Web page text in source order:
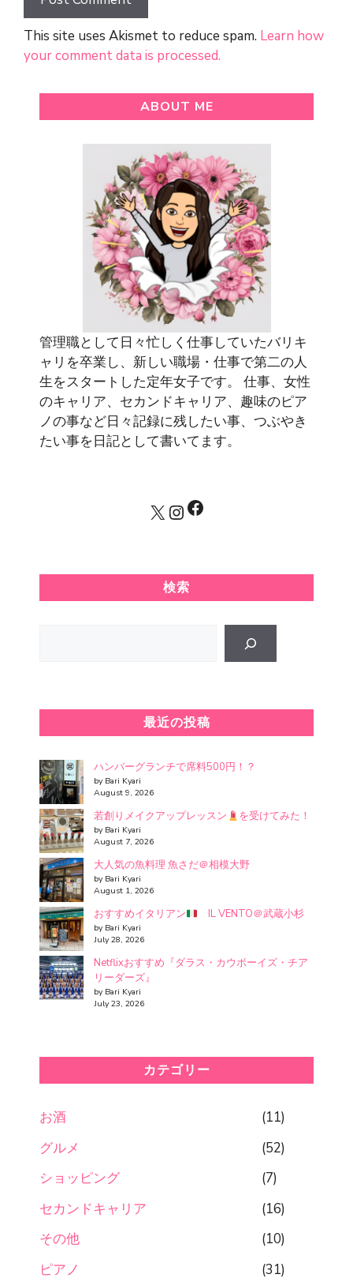
This site uses Akismet to reduce spam. Learn how
your comment data is processed.
ABOUT ME
管理職として日々忙しく仕事していたバリキ
ャリを卒業し、新しい職場・仕事で第二の人
生をスタートした定年女子です。 仕事、女性
のキャリア、セカンドキャリア、趣味のピア
ノの事など日々記録に残したい事、つぶやき
たい事を日記として書いてます。
X Instagram
Facebook
検索
最近の投稿
ハンバーグランチで席料500円！？
by Bari Kyari
August 9, 2026
若創りメイクアップレッスン を受けてみた！
by Bari Kyari
August 7, 2026
大人気の魚料理 魚さだ＠相模大野
by Bari Kyari
August 1, 2026
おすすめイタリアン IL VENTO＠武蔵小杉
by Bari Kyari
July 28, 2026
Netflixおすすめ『ダラス・カウボーイズ・チア
リーダーズ』
by Bari Kyari
July 23, 2026
カテゴリー
お酒
(11)
グルメ
(52)
ショッピング
(7)
セカンドキャリア
(16)
その他
(10)
ピアノ
(31)